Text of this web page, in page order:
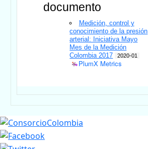
documento
Medición, control y
conocimiento de la presión
arterial: Iniciativa Mayo
Mes de la Medición
Colombia 2017
2020-01
PlumX Metrics